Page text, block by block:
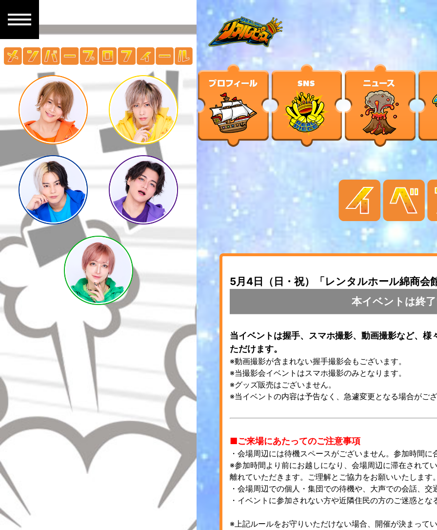
5月4日（日・祝）「レンタルホール綿商会
本イベントは終
当イベントは握手、スマホ撮影、動画撮影など、
ただけます。
※動画撮影が含まれない握手撮影会もございます。
※当撮影会イベントはスマホ撮影のみとなります。
※グッズ販売はございません。
※当イベントの内容は予告なく、急遽変更となる場合がご
■ご来場にあたってのご注意事項
・会場周辺には待機スペースがございません。参加時間
※参加時間より前にお越しになり、会場周辺に滞在されて
離れていただきます。ご理解とご協力をお願いいたします
・会場周辺での個人・集団での待機や、大声での会話、
・イベントに参加されない方や近隣住民の方のご迷惑と
※上記ルールをお守りいただけない場合、開催が決まって